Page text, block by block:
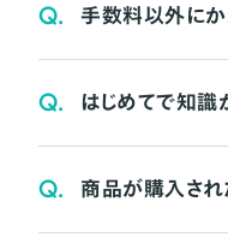
Q. 手数料以外にか
Q. はじめてで知識
Q. 商品が購入され